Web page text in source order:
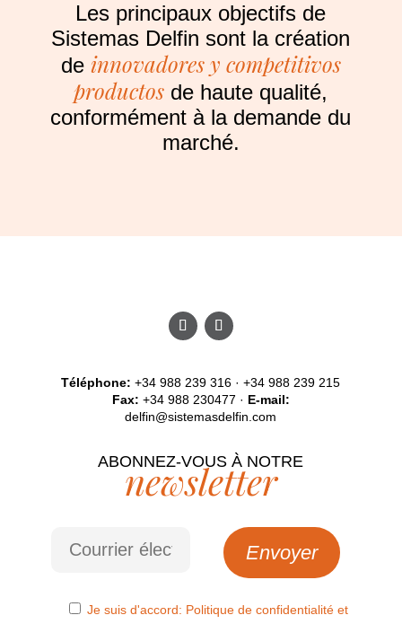
Les principaux objectifs de
Sistemas Delfin sont la création
de innovadores y competitivos
productos de haute qualité,
conformément à la demande du
marché.
Téléphone: +34 988 239 316 · +34 988 239 215
Fax: +34 988 230477 · E-mail:
delfin@sistemasdelfin.com
ABONNEZ-VOUS À NOTRE
newsletter
Je suis d'accord: Politique de confidentialité et